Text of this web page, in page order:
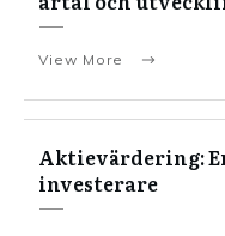
View More
Aktievärdering:
investerare